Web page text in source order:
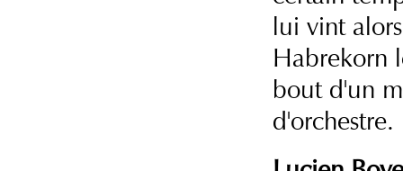
lui vint
Habrekorn
bout d'un
d'orchestre.